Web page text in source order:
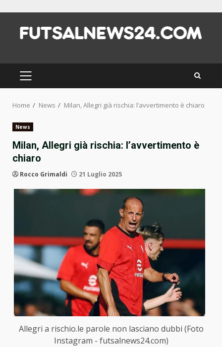
content
PRIMARY
MENU
Home News Milan, Allegri già rischia: l’avvertimento è chiaro
News
Milan, Allegri già rischia: l’avvertimento è
chiaro
Rocco Grimaldi 21 Luglio 2025
Allegri a rischio.le parole non lasciano dubbi (Foto
Instagram - futsalnews24.com)